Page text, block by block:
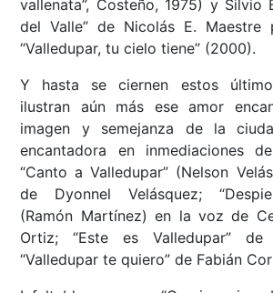
vallenata”, Costeño, 1975) y Silvio
del Valle” de Nicolás E. Maestre
“Valledupar, tu cielo tiene” (2000).
Y hasta se ciernen estos
ilustran aún más ese amor
imagen y semejanza de la
encantadora en inmediaciones
“Canto a Valledupar” (Nelson
de Dyonnel Velásquez;
(Ramón Martínez) en la voz de
Ortiz; “Este es Valledupar”
“Valledupar te quiero” de Fabián